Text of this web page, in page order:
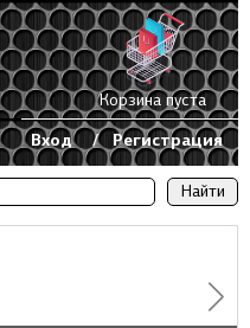
Вход / Регистрация
Корзина пуста